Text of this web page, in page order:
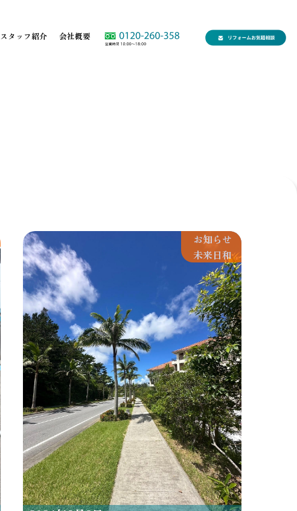
スタッフ紹介 会社概要
お知らせ
未来日和